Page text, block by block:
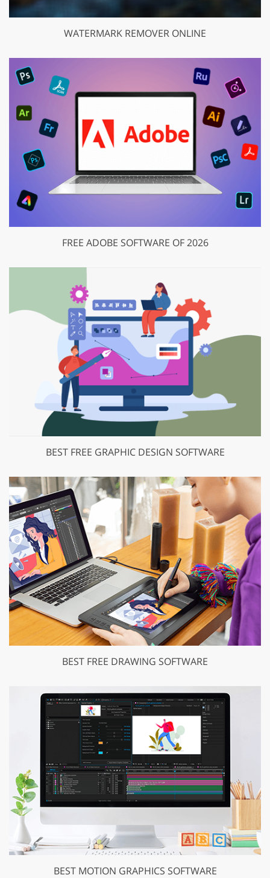
WATERMARK REMOVER ONLINE
FREE ADOBE SOFTWARE OF 2026
BEST FREE GRAPHIC DESIGN SOFTWARE
BEST FREE DRAWING SOFTWARE
BEST MOTION GRAPHICS SOFTWARE